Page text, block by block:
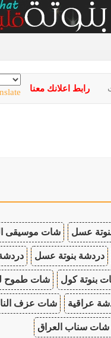
رابط اعلانك معنا
عسل شات موسيقى
دردشة بنوتة عسل
بنوتة كول شات طموح
عراقية شات عزف
شات سناب العراق